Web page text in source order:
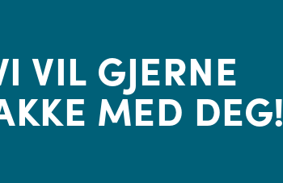
VIL GJERNE
MED DEG!